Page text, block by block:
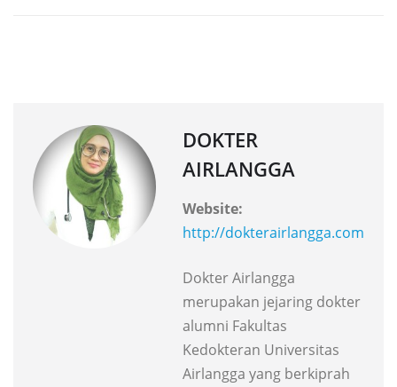
DOKTER
AIRLANGGA
Website:
http://dokterairlangga.com
Dokter Airlangga
merupakan jejaring dokter
alumni Fakultas
Kedokteran Universitas
Airlangga yang berkiprah